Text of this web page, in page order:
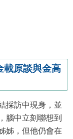
載原談與金高
採訪中現身，並
腦中立刻聯想到
姊，但他仍會在